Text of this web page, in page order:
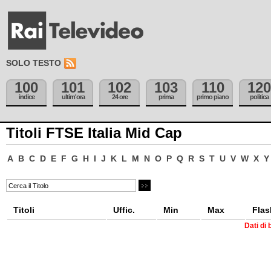
SOLO TESTO
100
indice
101
ultim'ora
102
24 ore
103
prima
110
primo piano
120
politica
Titoli FTSE Italia Mid Cap
A B C D E F G H I J K L M N O P Q R S T U V W X Y
Titoli Uffic. Min Max
Dati di